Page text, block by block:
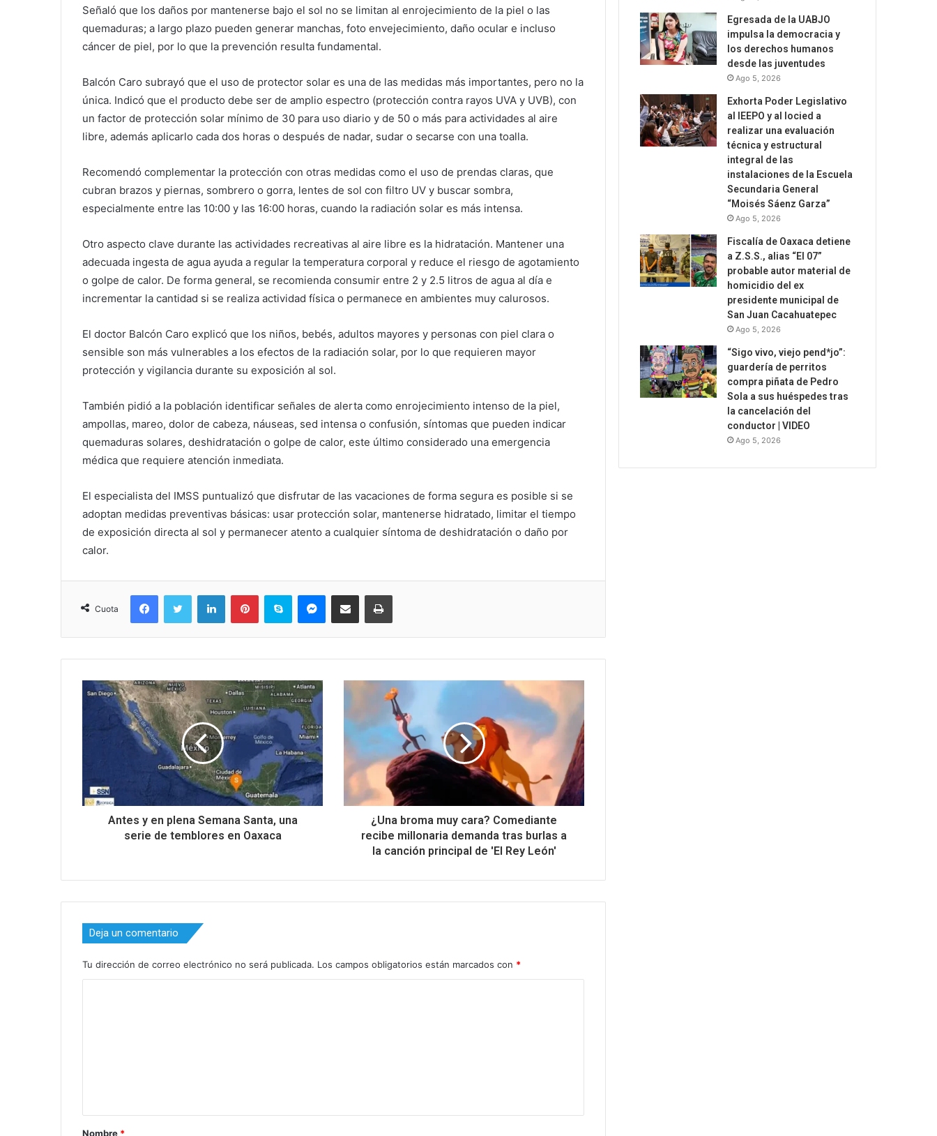
Señaló que los daños por mantenerse bajo el sol no se limitan al enrojecimiento de la piel o las
quemaduras; a largo plazo pueden generar manchas, foto envejecimiento, daño ocular e incluso
cáncer de piel, por lo que la prevención resulta fundamental.
Balcón Caro subrayó que el uso de protector solar es una de las medidas más importantes, pero no la
única. Indicó que el producto debe ser de amplio espectro (protección contra rayos UVA y UVB), con
un factor de protección solar mínimo de 30 para uso diario y de 50 o más para actividades al aire
libre, además aplicarlo cada dos horas o después de nadar, sudar o secarse con una toalla.
Recomendó complementar la protección con otras medidas como el uso de prendas claras, que
cubran brazos y piernas, sombrero o gorra, lentes de sol con filtro UV y buscar sombra,
especialmente entre las 10:00 y las 16:00 horas, cuando la radiación solar es más intensa.
Otro aspecto clave durante las actividades recreativas al aire libre es la hidratación. Mantener una
adecuada ingesta de agua ayuda a regular la temperatura corporal y reduce el riesgo de agotamiento
o golpe de calor. De forma general, se recomienda consumir entre 2 y 2.5 litros de agua al día e
incrementar la cantidad si se realiza actividad física o permanece en ambientes muy calurosos.
El doctor Balcón Caro explicó que los niños, bebés, adultos mayores y personas con piel clara o
sensible son más vulnerables a los efectos de la radiación solar, por lo que requieren mayor
protección y vigilancia durante su exposición al sol.
También pidió a la población identificar señales de alerta como enrojecimiento intenso de la piel,
ampollas, mareo, dolor de cabeza, náuseas, sed intensa o confusión, síntomas que pueden indicar
quemaduras solares, deshidratación o golpe de calor, este último considerado una emergencia
médica que requiere atención inmediata.
El especialista del IMSS puntualizó que disfrutar de las vacaciones de forma segura es posible si se
adoptan medidas preventivas básicas: usar protección solar, mantenerse hidratado, limitar el tiempo
de exposición directa al sol y permanecer atento a cualquier síntoma de deshidratación o daño por
calor.
Cuota
FacebookTwitter LinkedInPinterestSkype MessengerCompartir via correo electrónicoImpresión
Antes y en plena Semana Santa, una
serie de temblores en Oaxaca
¿Una broma muy cara? Comediante
recibe millonaria demanda tras burlas a
la canción principal de 'El Rey León'
Deja un comentario
Tu dirección de correo electrónico no será publicada. Los campos obligatorios están marcados con *
a
Nombre *
Egresada de la UABJO
impulsa la democracia y
los derechos humanos
desde las juventudes
Ago 5, 2026
Exhorta Poder Legislativo
al IEEPO y al Iocied a
realizar una evaluación
técnica y estructural
integral de las
instalaciones de la Escuela
Secundaria General
“Moisés Sáenz Garza”
Ago 5, 2026
Fiscalía de Oaxaca detiene
a Z.S.S., alias “El 07”
probable autor material de
homicidio del ex
presidente municipal de
San Juan Cacahuatepec
Ago 5, 2026
“Sigo vivo, viejo pend*jo”:
guardería de perritos
compra piñata de Pedro
Sola a sus huéspedes tras
la cancelación del
conductor | VIDEO
Ago 5, 2026